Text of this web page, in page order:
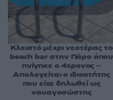
Κλειστό μέχρι νεοτέρας το
beach bar στην Πάρο όπου
πνίγηκε ο 4χρονος –
Απολογείται ο ιδιοκτήτης
που είχε δηλωθεί ως
ναυαγοσώστης